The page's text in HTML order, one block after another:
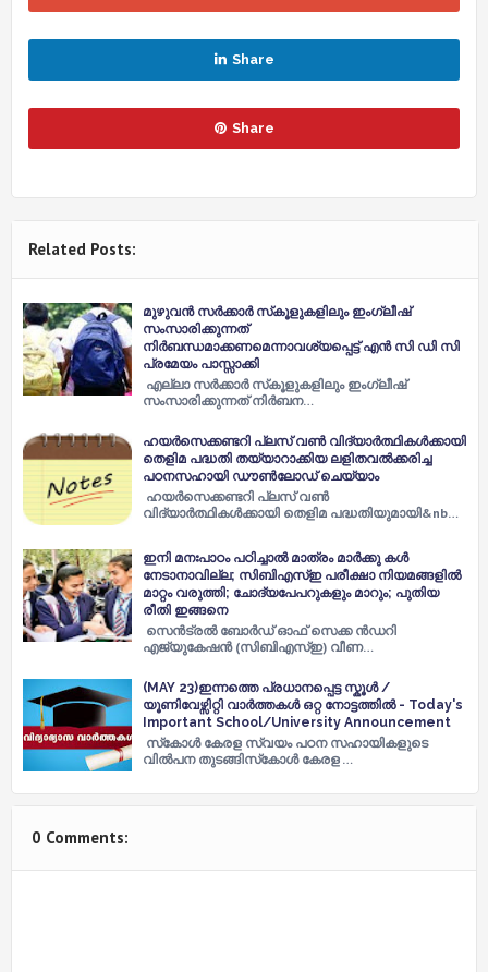
Share
Share
Related Posts:
മുഴുവന്‍ സര്‍ക്കാര്‍ സ്‌കൂളുകളിലും ഇംഗ്ലീഷ്
സംസാരിക്കുന്നത്
നിര്‍ബന്ധമാക്കണമെന്നാവശ്യപ്പെട്ട് എന്‍ സി ഡി സി
പ്രമേയം പാസ്സാക്കി
എല്ലാ സര്‍ക്കാര്‍ സ്‌കൂളുകളിലും ഇംഗ്ലീഷ്
സംസാരിക്കുന്നത് നിര്‍ബന…
ഹയർസെക്കണ്ടറി പ്ലസ് വൺ വിദ്യാർത്ഥികൾക്കായി
തെളിമ പദ്ധതി തയ്യാറാക്കിയ ലളിതവൽക്കരിച്ച
പഠനസഹായി ഡൗൺലോഡ് ചെയ്യാം
ഹയർസെക്കണ്ടറി പ്ലസ് വൺ
വിദ്യാർത്ഥികൾക്കായി തെളിമ പദ്ധതിയുമായി&nb…
ഇനി മനഃപാഠം പഠിച്ചാല്‍ മാത്രം മാര്‍ക്കു കള്‍
നേടാനാവില്ല; സിബിഎസ്‌ഇ പരീക്ഷാ നിയമങ്ങളില്‍
മാറ്റം വരുത്തി; ചോദ്യപേപറുകളും മാറും; പുതിയ
രീതി ഇങ്ങനെ
സെന്‍ട്രല്‍ ബോര്‍ഡ് ഓഫ് സെക്ക ന്‍ഡറി
എജ്യുകേഷന്‍ (സിബിഎസ്‌ഇ) വീണ…
(MAY 23)ഇന്നത്തെ പ്രധാനപ്പെട്ട സ്കൂൾ /
യൂണിവേഴ്സിറ്റി വാർത്തകൾ ഒറ്റ നോട്ടത്തിൽ - Today's
Important School/University Announcement
സ്‌കോള്‍ കേരള സ്വയം പഠന സഹായികളുടെ
വില്‍പന തുടങ്ങിസ്‌കോള്‍ കേരള …
0 Comments: